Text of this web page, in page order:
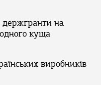
на
куща
виробників